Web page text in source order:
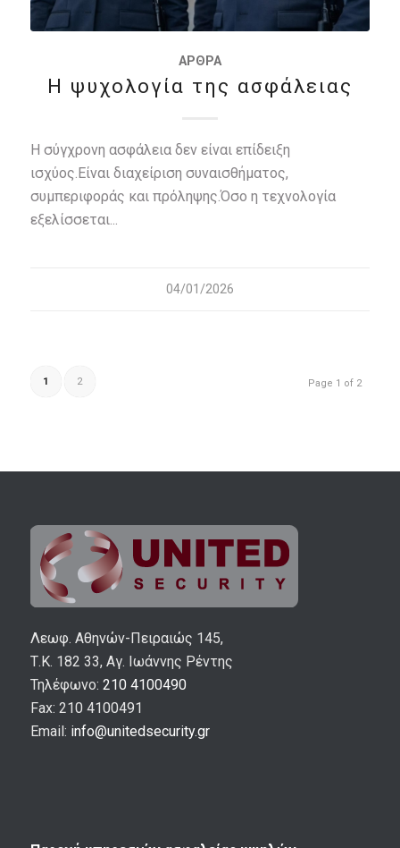
ΆΡΘΡΑ
Η ψυχολογία της ασφάλειας
Η σύγχρονη ασφάλεια δεν είναι επίδειξη
ισχύος.Είναι διαχείριση συναισθήματος,
συμπεριφοράς και πρόληψης.Όσο η τεχνολογία
εξελίσσεται...
04/01/2026
Page 1 of 2
1 2
Λεωφ. Αθηνών-Πειραιώς 145,
Τ.Κ. 182 33, Αγ. Ιωάννης Ρέντης
Τηλέφωνο: 210 4100490
Fax: 210 4100491
Email: info@unitedsecurity.gr